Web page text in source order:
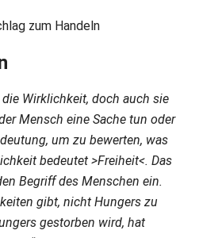
zum Handeln
Wirklichkeit, doch auch sie
Mensch eine Sache tun oder
um zu bewerten, was
bedeutet >Freiheit<. Das
Begriff des Menschen ein.
gibt, nicht Hungers zu
gestorben wird, hat